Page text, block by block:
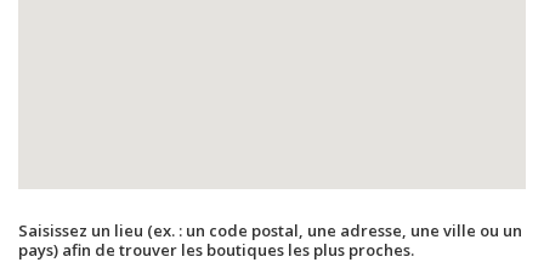
Saisissez un lieu (ex. : un code postal, une adresse, une ville ou un
pays) afin de trouver les boutiques les plus proches.